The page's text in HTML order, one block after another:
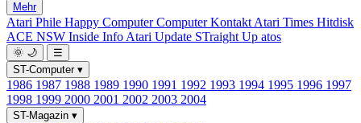
Mehr
Atari Phile Happy ComputerComputer Kontakt Atari Times Hitdisk
ACE NSW Inside Info Atari Update STraight Up atos
🌞 🌙
☰
ST-Computer ▾
1986 1987 1988 1989 1990 1991 1992 1993 1994 1995 1996 1997
1998 1999 2000 2001 2002 2003 2004
ST-Magazin ▾